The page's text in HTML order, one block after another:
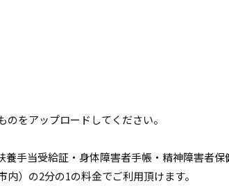
をアップロードしてください。
手当受給証・身体障害者手帳・精神障害者
）の2分の1の料金でご利用頂けます。